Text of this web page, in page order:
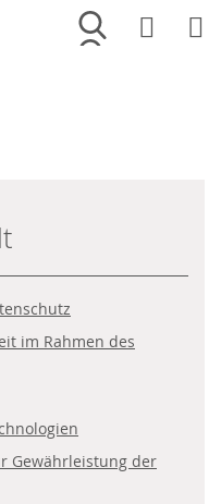
Merkliste
im Rahmen des
Gewährleistung der